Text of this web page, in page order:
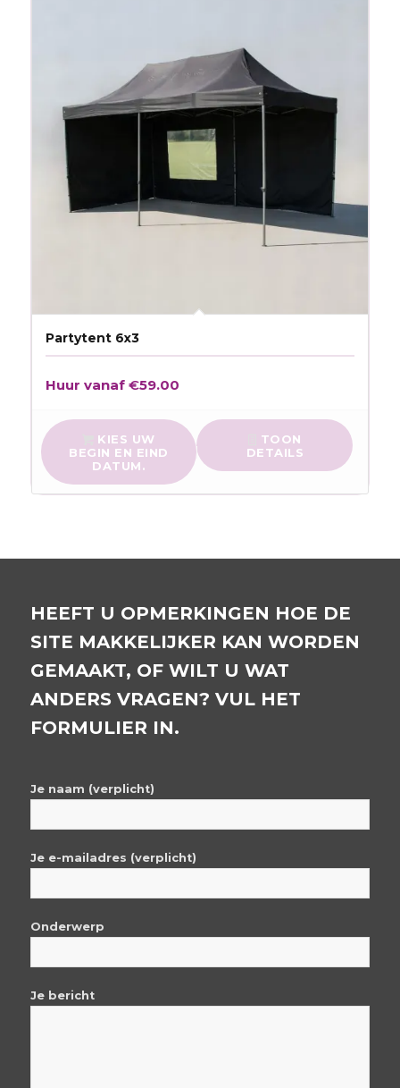
Partytent 6x3
Huur vanaf €59.00
KIES UW
BEGIN EN EIND
DATUM.
TOON
DETAILS
HEEFT U OPMERKINGEN HOE DE
SITE MAKKELIJKER KAN WORDEN
GEMAAKT, OF WILT U WAT
ANDERS VRAGEN? VUL HET
FORMULIER IN.
Je naam (verplicht)
Je e-mailadres (verplicht)
Onderwerp
Je bericht